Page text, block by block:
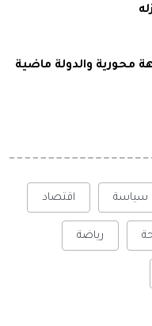
محورية والدولة ماضية
سياسة اقتصاد
رياضة